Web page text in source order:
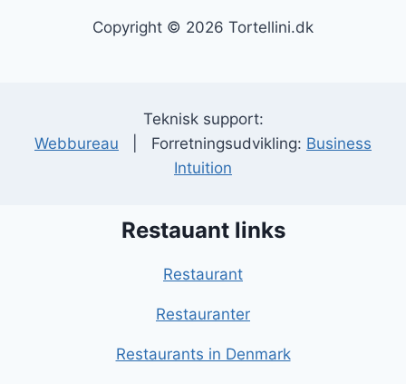
Copyright © 2026 Tortellini.dk
Teknisk support:
Webbureau | Forretningsudvikling: Business
Intuition
Restauant links
Restaurant
Restauranter
Restaurants in Denmark